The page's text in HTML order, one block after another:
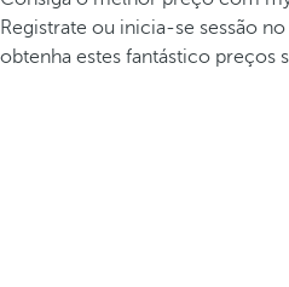
Registrate ou inicia-se sessão
obtenha estes fantástico preços